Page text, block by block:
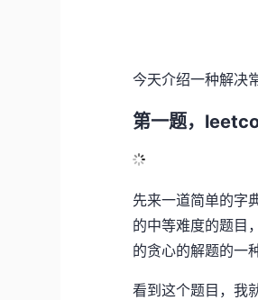
今天介绍一种解决
第一题，
先来一道简单的字
的中等难度的题目
的贪心的解题的一
看到这个题目，我